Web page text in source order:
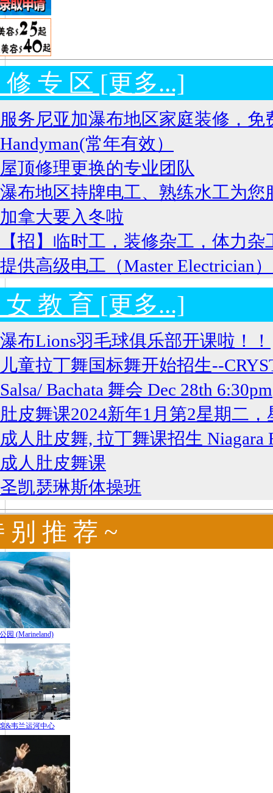
修 专 区 [更多...]
服务尼亚加瀑布地区家庭装修，免
Handyman(常年有效）
屋顶修理更换的专业团队
瀑布地区持牌电工、熟练水工为您
加拿大要入冬啦
【招】临时工，装修杂工，体力杂
提供高级电工（Master Electrician
女 教 育 [更多...]
瀑布Lions羽毛球俱乐部开课啦！！
儿童拉丁舞国标舞开始招生--
Salsa/ Bachata 舞会 Dec 28th 6:30pm
肚皮舞课2024新年1月第2星期二
成人肚皮舞, 拉丁舞课招生 Niagara
成人肚皮舞课
圣凯瑟琳斯体操班
别 推 荐 ~
园 (Marineland)
&韦兰运河中心